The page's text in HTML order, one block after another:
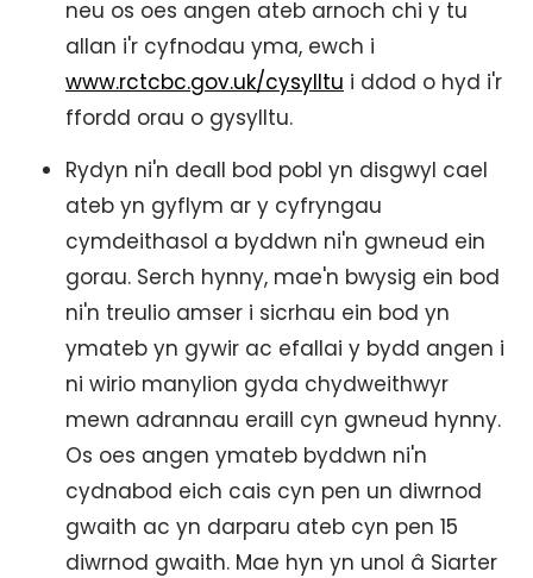
neu os oes angen ateb arnoch chi y tu
allan i'r cyfnodau yma, ewch i
www.rctcbc.gov.uk/cysylltu i ddod o hyd i'r
ffordd orau o gysylltu.
Rydyn ni'n deall bod pobl yn disgwyl cael
ateb yn gyflym ar y cyfryngau
cymdeithasol a byddwn ni'n gwneud ein
gorau. Serch hynny, mae'n bwysig ein bod
ni'n treulio amser i sicrhau ein bod yn
ymateb yn gywir ac efallai y bydd angen i
ni wirio manylion gyda chydweithwyr
mewn adrannau eraill cyn gwneud hynny.
Os oes angen ymateb byddwn ni'n
cydnabod eich cais cyn pen un diwrnod
gwaith ac yn darparu ateb cyn pen 15
diwrnod gwaith. Mae hyn yn unol â Siarter